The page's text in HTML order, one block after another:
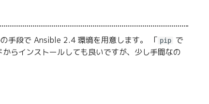
手段で Ansible 2.4 環境を用意します。 「 pip
で
らインストールしても良いですが、少し手間なの